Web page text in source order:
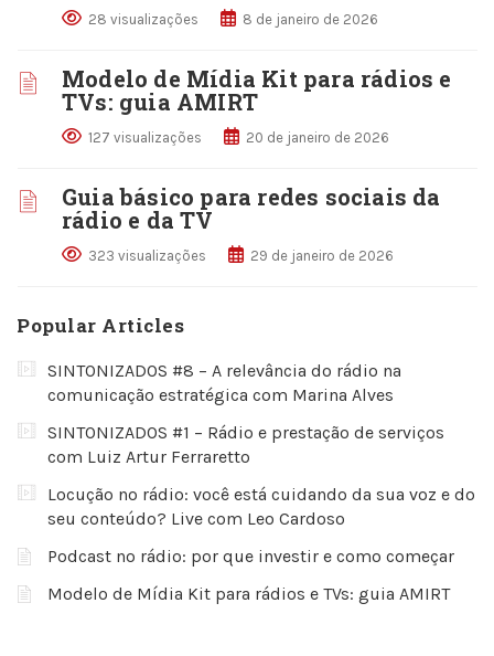
28 visualizações 8 de janeiro de 2026
Modelo de Mídia Kit para rádios e
TVs: guia AMIRT
127 visualizações 20 de janeiro de 2026
Guia básico para redes sociais da
rádio e da TV
323 visualizações 29 de janeiro de 2026
Popular Articles
SINTONIZADOS #8 – A relevância do rádio na
comunicação estratégica com Marina Alves
SINTONIZADOS #1 – Rádio e prestação de serviços
com Luiz Artur Ferraretto
Locução no rádio: você está cuidando da sua voz e do
seu conteúdo? Live com Leo Cardoso
Podcast no rádio: por que investir e como começar
Modelo de Mídia Kit para rádios e TVs: guia AMIRT